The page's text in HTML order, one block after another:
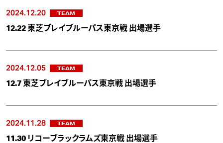
2024.12.20 TEAM
12.22 東芝ブレイブルーパス東京戦 出場選手
2024.12.05 TEAM
12.7 東芝ブレイブルーパス東京戦 出場選手
2024.11.28 TEAM
11.30 リコーブラックラムズ東京戦 出場選手